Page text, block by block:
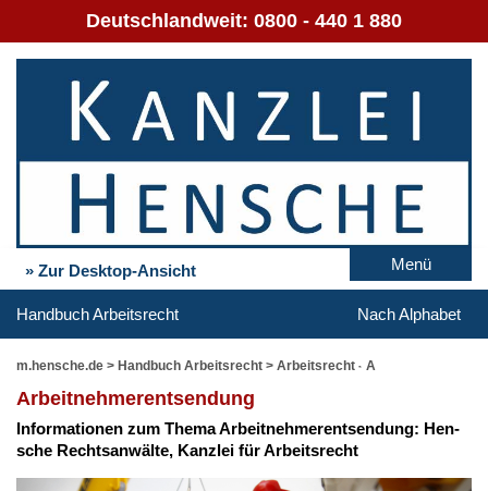
Deutschlandweit: 0800 - 440 1 880
» Zur Desktop-Ansicht Menü
Handbuch Arbeitsrecht Nach Alphabet
m.hensche.de > Handbuch Arbeitsrecht > Arbeitsrecht - A
Ar­beit­neh­mer­ent­sen­dung
In­for­ma­tio­nen zum The­ma Ar­beit­neh­mer­ent­sen­dung: Hen­
sche Rechts­an­wäl­te, Kanz­lei für Ar­beits­recht